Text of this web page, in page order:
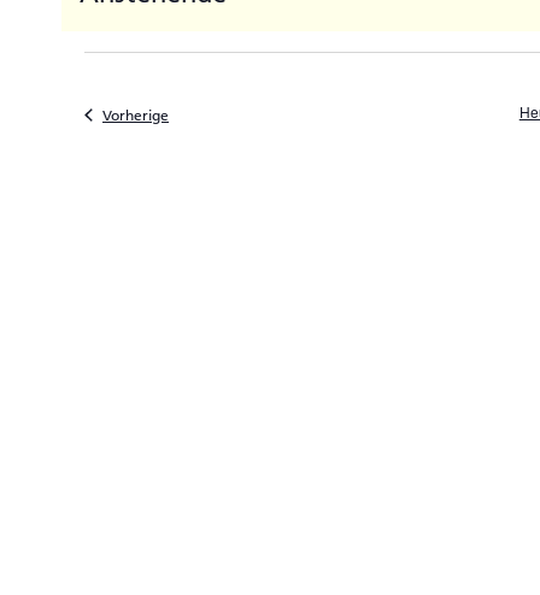
auswählen.
Vorherige